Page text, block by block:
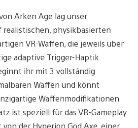
Arken Age lag unser
realistischen, physikbasierten
VR-Waffen, die jeweils über
adaptive Trigger-Haptik
ihr mit 3 vollständig
Waffen und könnt
Waffenmodifikationen
ist speziell für das VR-Gameplay
der Hyperion God Axe, einer